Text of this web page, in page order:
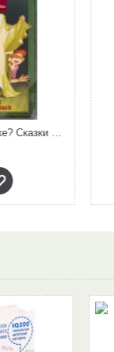
Кто живёт на чердаке? Сказки про домовых